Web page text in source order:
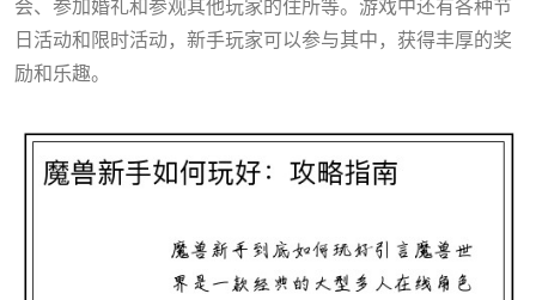
会、参加婚礼和参观其他玩家的住所等。游戏中还有各种节
日活动和限时活动，新手玩家可以参与其中，获得丰厚的奖
励和乐趣。